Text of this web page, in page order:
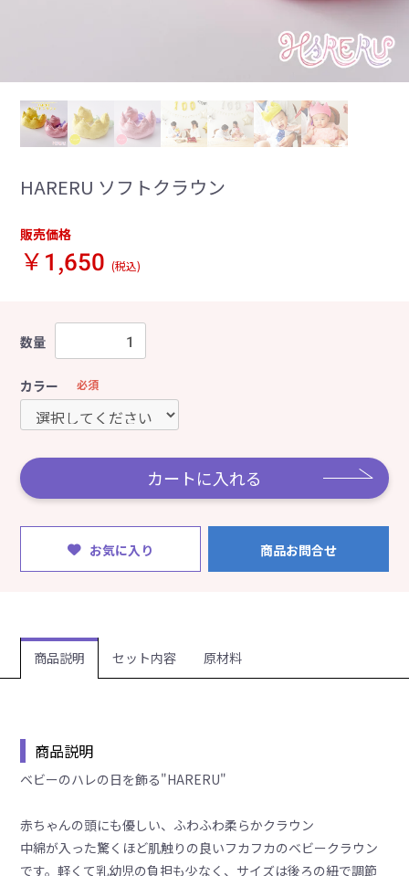
HARERU ソフトクラウン
販売価格
￥1,650 (税込)
数量
カラー 必須
カートに入れる
お気に入り 商品お問合せ
商品説明 セット内容 原材料
商品説明
ベビーのハレの日を飾る"HARERU"
赤ちゃんの頭にも優しい、ふわふわ柔らかクラウン
中綿が入った驚くほど肌触りの良いフカフカのベビークラウン
です。軽くて乳幼児の負担も少なく、サイズは後ろの紐で調節